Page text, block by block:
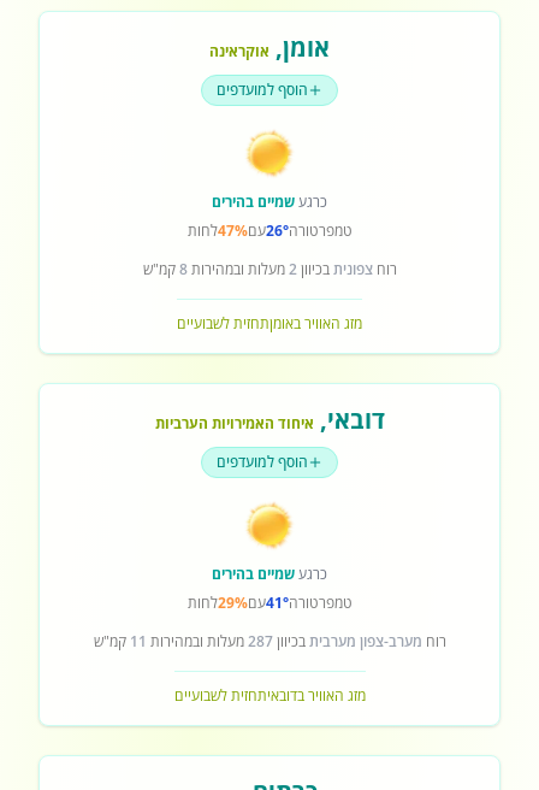
אומן, אוקראינה
הוסף למועדפים
כרגעשמיים בהירים
טמפרטורה26°עם47%לחות
רוחצפוניתבכיוון2מעלות ובמהירות8קמ"ש
מזג האוויר באומןתחזית לשבועיים
דובאי, איחוד האמירויות הערביות
הוסף למועדפים
כרגעשמיים בהירים
טמפרטורה41°עם29%לחות
רוח מערב-צפון מערביתבכיוון287מעלות ובמהירות 11 קמ"ש
מזג האוויר בדובאיתחזית לשבועיים